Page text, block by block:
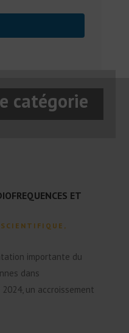
catégorie
ET
,
importante du
dans
un accroissement